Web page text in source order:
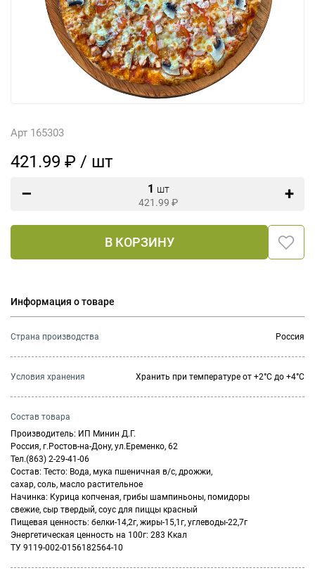
Арт 165303
421.99 ₽ / шт
1 шт
421.99 ₽
В КОРЗИНУ
Информация о товаре
Страна производства Россия
Условия хранения Хранить при температуре от +2°С до +4°С
Состав товара
Производитель: ИП Минин Д.Г.
Россия, г.Ростов-на-Дону, ул.Еременко, 62
Тел.(863) 2-29-41-06
Состав: Тесто: Вода, мука пшеничная в/с, дрожжи,
сахар, соль, масло растительное
Начинка: Курица копченая, грибы шампиньоны, помидоры
свежие, сыр твердый, соус для пиццы красный
Пищевая ценность: белки-14,2г, жиры-15,1г, углеводы-22,7г
Энергетическая ценность на 100г: 283 Ккал
ТУ 9119-002-0156182564-10